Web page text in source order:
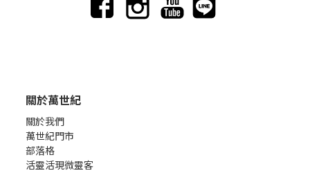
關於萬世紀
關於我們
萬世紀門市
部落格
活靈活現微靈客